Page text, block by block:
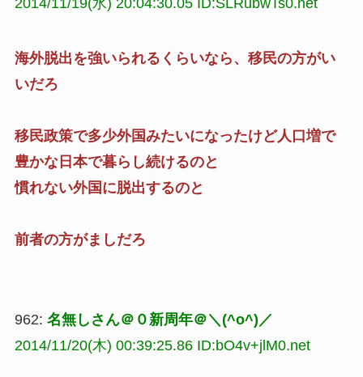
海外脱出を強いられるくらいなら、移民の方がい
いだろ
移民政策で多少外国みたいになったけど人口増で
豊かな日本で暮らし続けるのと
慣れない外国に脱出するのと
前者の方がましだろ
962: 名無しさん＠０新周年＠＼(^o^)／
2014/11/20(木) 00:39:25.86 ID:bO4v+jlM0.net